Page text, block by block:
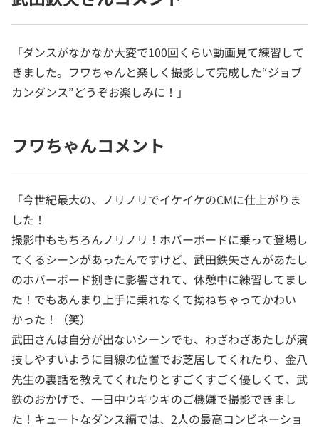
「ダンスがなかなか大変で100回くらい動画見て練習して
きました。フワちゃんと楽しく撮影して完成した“ジョブ
カンダンス”どうぞお楽しみに！」
フワちゃんコメント
「今世紀最大の、ノリノリでイケイケのCMに仕上がりま
した！
撮影中ももちろんノリノリ！ホバーボードに乗って登場し
てくるシーンがあったんですけど、武田鉄矢さんがあたし
のホバーボード捌きに影響されて、休憩中に練習してまし
た！でもあんまり上手に乗れなくて拗ねちゃってかわい
かった！（笑）
武田さんは自分が出ないシーンでも、わざわざあたしが演
技しやすいように目線の位置でお芝居してくれたり、金八
先生の裏話を教えてくれたりとすごくすごく優しくて、武
鉄のおかげで、一日中ウキウキのご機嫌で撮影できまし
た！キュートなダンス編では、2人の最高コンビネーショ